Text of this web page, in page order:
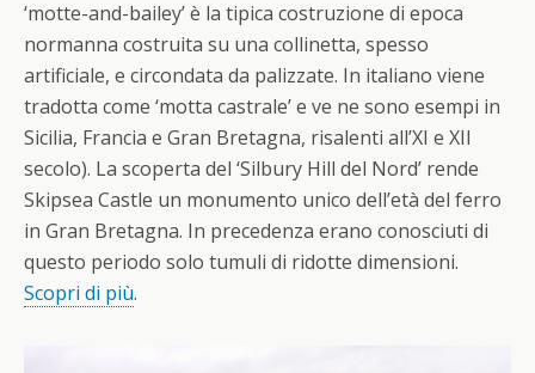
‘motte-and-bailey’ è la tipica costruzione di epoca
normanna costruita su una collinetta, spesso
artificiale, e circondata da palizzate. In italiano viene
tradotta come ‘motta castrale’ e ve ne sono esempi in
Sicilia, Francia e Gran Bretagna, risalenti all’XI e XII
secolo). La scoperta del ‘Silbury Hill del Nord’ rende
Skipsea Castle un monumento unico dell’età del ferro
in Gran Bretagna. In precedenza erano conosciuti di
questo periodo solo tumuli di ridotte dimensioni.
Scopri di più.